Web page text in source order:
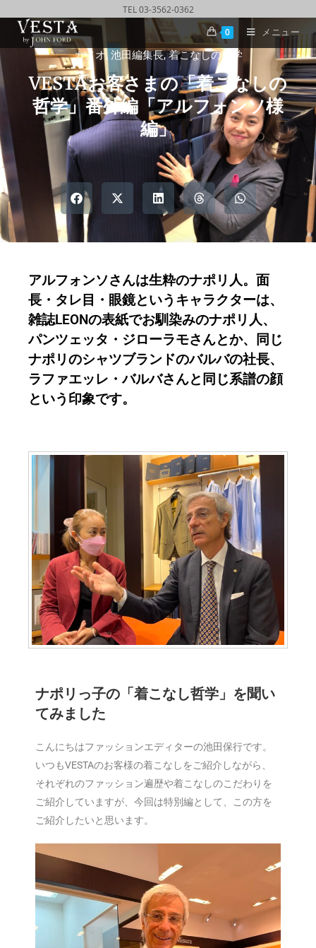
TEL 03-3562-0362
0
メニュー
カメオ,池田編集長,着こなしの哲学
VESTAお客さまの「着こなしの
哲学」番外編「アルフォンソ様
編」
アルフォンソさんは生粋のナポリ人。面
長・タレ目・眼鏡というキャラクターは、
雑誌LEONの表紙でお馴染みのナポリ人、
パンツェッタ・ジローラモさんとか、同じ
ナポリのシャツブランドのバルバの社長、
ラファエッレ・バルバさんと同じ系譜の顔
という印象です。
ナポリっ子の「着こなし哲学」を聞い
てみました
こんにちはファッションエディターの池田保行です。
いつもVESTAのお客様の着こなしをご紹介しながら、
それぞれのファッション遍歴や着こなしのこだわりを
ご紹介していますが、今回は特別編として、この方を
ご紹介したいと思います。